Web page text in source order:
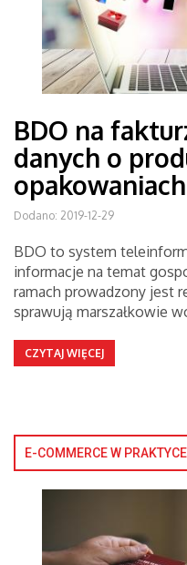
BDO na
danych o
opakowaniach
Dodano: 2019-12-29
BDO to system
informacje na temat
ramach prowadzony jest
sprawują marszałkowie
CZYTAJ WIĘCEJ
E-COMMERCE W PRAKTYCE